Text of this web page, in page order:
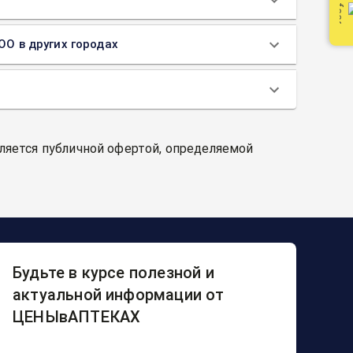
в других городах
публичной офертой, определяемой
Будьте в курсе полезной и
актуальной информации от
ЦЕНЫвАПТЕКАХ